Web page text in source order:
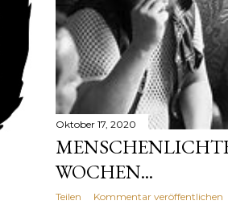
Oktober 17, 2020
WOCHEN...
Teilen Kommentar veröffentlichen